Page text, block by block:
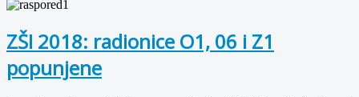
ZŠI 2018: radionice O1, 06 i Z1
popunjene